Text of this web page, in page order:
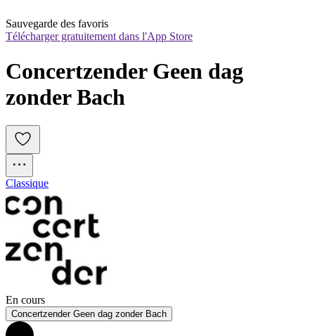
Sauvegarde des favoris
Télécharger gratuitement dans l'App Store
Concertzender Geen dag
zonder Bach
Classique
En cours
Concertzender Geen dag zonder Bach